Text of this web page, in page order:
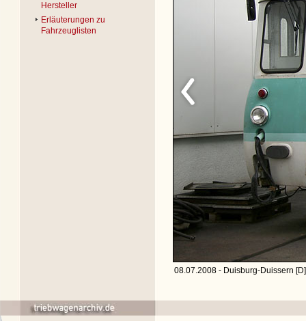
Hersteller
Erläuterungen zu
Fahrzeuglisten
08.07.2008 - Duisburg-Duissern [D]